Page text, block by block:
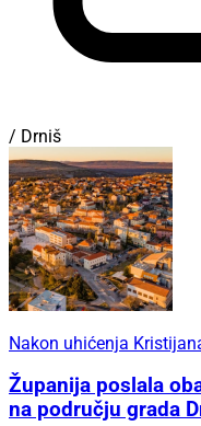
/ Drniš
Nakon uhićenja
Županija poslala
na području grada